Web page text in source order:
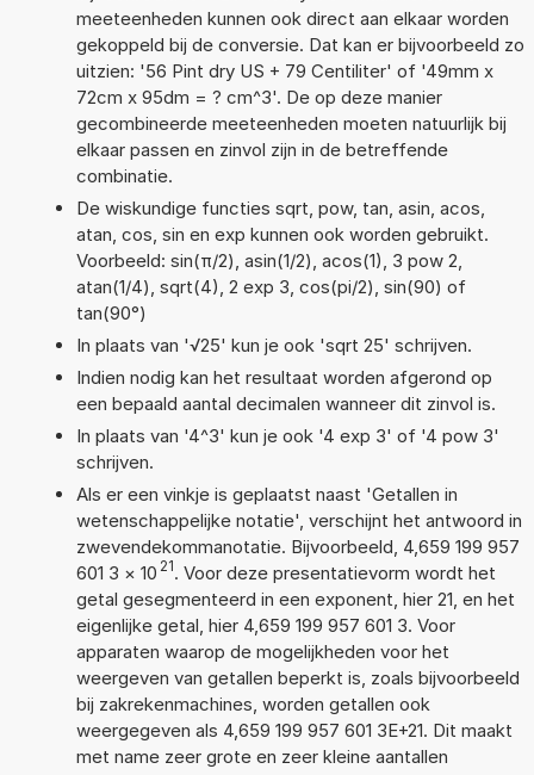
meeteenheden kunnen ook direct aan elkaar worden
gekoppeld bij de conversie. Dat kan er bijvoorbeeld zo
uitzien: '56 Pint dry US + 79 Centiliter' of '49mm x
72cm x 95dm = ? cm^3'. De op deze manier
gecombineerde meeteenheden moeten natuurlijk bij
elkaar passen en zinvol zijn in de betreffende
combinatie.
De wiskundige functies sqrt, pow, tan, asin, acos,
atan, cos, sin en exp kunnen ook worden gebruikt.
Voorbeeld: sin(π/2), asin(1/2), acos(1), 3 pow 2,
atan(1/4), sqrt(4), 2 exp 3, cos(pi/2), sin(90) of
tan(90°)
In plaats van '√25' kun je ook 'sqrt 25' schrijven.
Indien nodig kan het resultaat worden afgerond op
een bepaald aantal decimalen wanneer dit zinvol is.
In plaats van '4^3' kun je ook '4 exp 3' of '4 pow 3'
schrijven.
Als er een vinkje is geplaatst naast 'Getallen in
wetenschappelijke notatie', verschijnt het antwoord in
zwevendekommanotatie. Bijvoorbeeld, 4,659 199 957
601 3 × 10 21. Voor deze presentatievorm wordt het
getal gesegmenteerd in een exponent, hier 21, en het
eigenlijke getal, hier 4,659 199 957 601 3. Voor
apparaten waarop de mogelijkheden voor het
weergeven van getallen beperkt is, zoals bijvoorbeeld
bij zakrekenmachines, worden getallen ook
weergegeven als 4,659 199 957 601 3E+21. Dit maakt
met name zeer grote en zeer kleine aantallen